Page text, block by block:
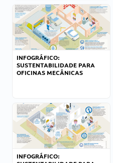
INFOGRÁFICO:
SUSTENTABILIDADE PARA
OFICINAS MECÂNICAS
INFOGRÁFICO: